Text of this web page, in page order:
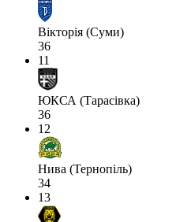
Вікторія (Суми)
36
11
ЮКСА (Тарасівка)
36
12
Нива (Тернопіль)
34
13